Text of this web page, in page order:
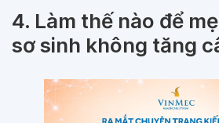
4. Làm thế nào để
sơ sinh không tăng